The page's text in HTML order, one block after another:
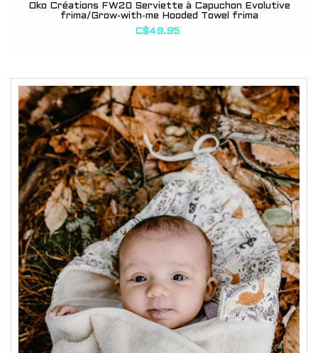
Oko Créations FW20 Serviette à Capuchon Évolutive
frima/Grow-with-me Hooded Towel frima
C$49.95